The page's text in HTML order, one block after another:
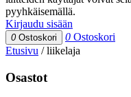
pyyhkäisemällä.
Kirjaudu sisään
0 Ostoskori 0 Ostoskori
Etusivu /liikelaja
Osastot